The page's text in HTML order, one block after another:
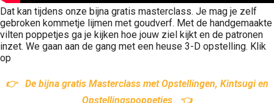
Dat kan tijdens onze bijna gratis masterclass. Je mag je zelf
gebroken kommetje lijmen met goudverf. Met de handgemaakte
vilten poppetjes ga je kijken hoe jouw ziel kijkt en de patronen
inzet. We gaan aan de gang met een heuse 3-D opstelling. Klik
op
👉 De bijna gratis Masterclass met Opstellingen, Kintsugi en
Opstellingspoppetjes 👈